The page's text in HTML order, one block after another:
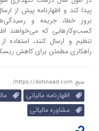
پیدا کند و اظهارنامه پیش از
بروز خطا، جریمه و
کسب‌وکارهایی که می‌خواهند
تنظیم و ارسال کنند، استفاده
راهکاری مطمئن برای کاهش
منبع: https://dehnaad.com/
اظهارنامه مالیاتی
مشاوره مالیاتی